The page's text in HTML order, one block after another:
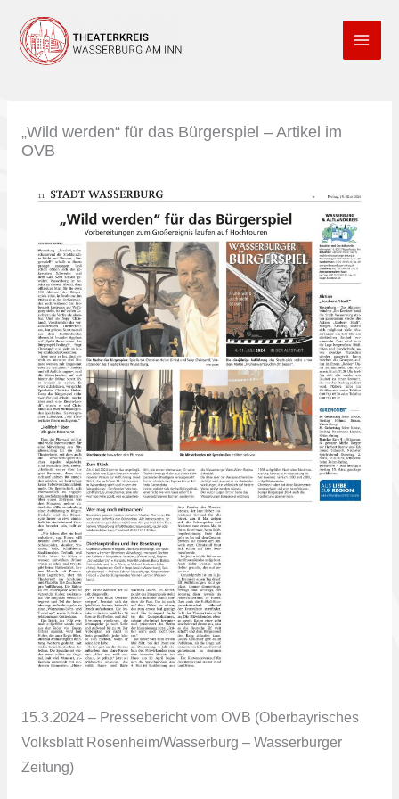
Inhalt
springen
„Wild werden“ für das Bürgerspiel – Artikel im
OVB
15.3.2024 – Pressebericht vom OVB (Oberbayrisches
Volksblatt Rosenheim/Wasserburg – Wasserburger
Zeitung)